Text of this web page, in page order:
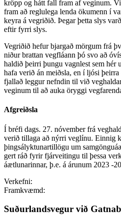
kröpp og hátt fall fram af veginum.
fram að reglulega lenda ökumenn í
keyra á vegriðið. Þegar þetta slys
eftir fyrri slys.
Vegriðið hefur bjargað mörgum frá
niður brattan vegfláann þó svo að
haldið þeirri þungu vagnlest sem hér
hafa verið án meiðsla, en í ljósi þeirra
fjallað leggur nefndin til við
veginum til að auka öryggi
Afgreiðsla
Í bréfi dags. 27. nóvember frá
verið tillaga að nýrri veglínu. Einnig
þingsályktunartillögu um
gert ráð fyrir fjárveitingu til þessa
áætlunarinnar, þ.e. á árunum 2023 -
Verkefni:
Framkvæmd:
Suðurlandsvegur við